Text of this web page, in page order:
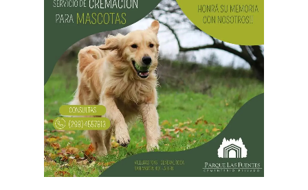
hombres le habían sustraído una bolsa con dinero en
efectivo y dos teléfonos celulares. En el lugar se
recuperó parte de los bienes robados y se detuvo al
primer involucrado.
En forma paralela, otra comisión policial se dirigió a
una vivienda ubicada en el barrio Villa Obrera,
señalada por la víctima. Allí se identificó al segundo
sospechosoy se llevaron adelante distintas diligencias
en el marco de la investigación.